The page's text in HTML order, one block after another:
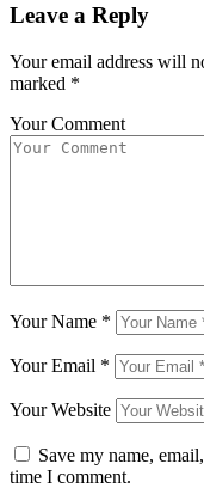
Leave a Reply
Your email address will
marked *
Your Comment
Your Name *
Your Email *
Your Website
Save my name,
time I comment.